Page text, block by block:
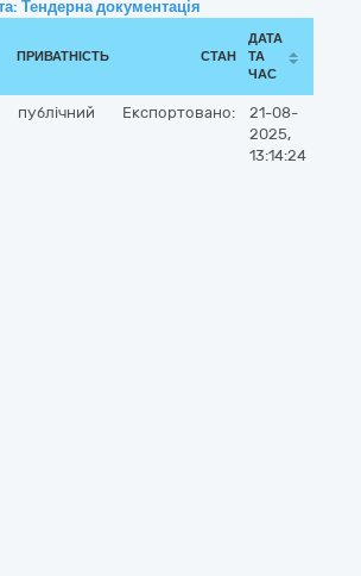
Тендерна документація
ПРИВАТНІСТЬ СТАН
ДАТА
ТА
ЧАС
публічний Експортовано:
21-08-
2025,
13:14:24